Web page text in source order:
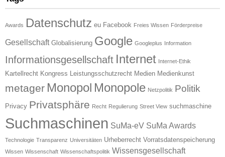
Awards Datenschutz eu Facebook Freies Wissen Förderpreise
Gesellschaft Globalisierung Google Googleplus Information
Informationsgesellschaft Internet Internet-Ethik
Kartellrecht Kongress Leistungsschutzrecht Medien Medienkunst
metager Monopol Monopole Netzpolitik Politik
Privacy Privatsphäre Recht Regulierung Street View suchmaschine
Suchmaschinen SuMa-eV SuMa Awards
Technologie Transparenz Universitäten Urheberrecht Vorratsdatenspeicherung
Wissen Wissenschaft Wissenschaftspolitik Wissensgesellschaft